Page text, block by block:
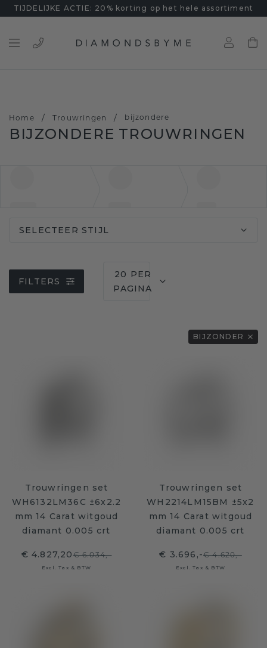
TIJDELIJKE ACTIE: 20% korting op het hele assortiment
Home / Trouwringen / bijzondere
BIJZONDERE TROUWRINGEN
SELECTEER STIJL
FILTERS
20 PER
PAGINA
BIJZONDER
Trouwringen set
WH6132LM36C ±6x2.2
mm 14 Carat witgoud
diamant 0.005 crt
€ 4.827,20€ 6.034,-
Excl. Tax & BTW
Trouwringen set
WH2214LM15BM ±5x2
mm 14 Carat witgoud
diamant 0.005 crt
€ 3.696,-€ 4.620,-
Excl. Tax & BTW